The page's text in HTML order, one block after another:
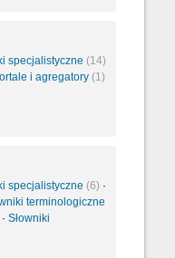
specjalistyczne (14)
i agregatory (1)
specjalistyczne (6) ·
terminologiczne
· Słowniki